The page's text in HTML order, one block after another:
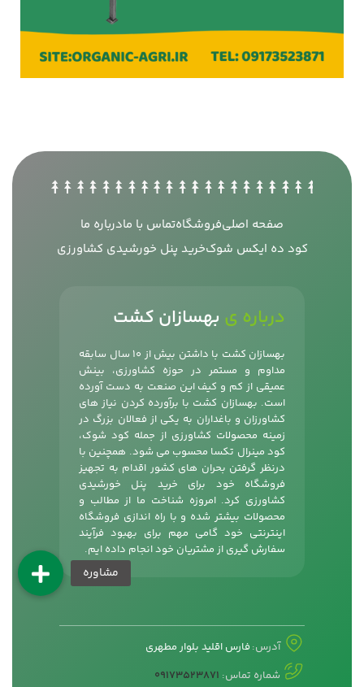
صفحه اصلیفروشگاهتماس با مادرباره ما
کود ده ایکس شوکخرید پنل خورشیدی کشاورزی
درباره ی بهسازان کشت
بهسازان کشت با داشتن بیش از 10 سال سابقه
مداوم و مستمر در حوزه کشاورزی، بینش
عمیقی از کم و کیف این صنعت به دست آورده
است. بهسازان کشت با برآورده کردن نیاز های
کشاورزان و باغداران به یکی از فعالان بزرگ در
زمینه محصولات کشاورزی از جمله کود شوک،
کود مینرال تکسا محسوب می شود. همچنین با
درنظر گرفتن بحران های کشور اقدام به تجهیز
فروشگاه خود برای خرید پنل خورشیدی
کشاورزی کرد. امروزه شناخت ما از مطالب و
محصولات بیشتر شده و با راه اندازی فروشگاه
اینترنتی خود گامی مهم برای بهبود فرآیند
سفارش گیری از مشتریان خود انجام داده ایم.
آدرس: فارس اقلید بلوار مطهری
شماره تماس: 09173523871